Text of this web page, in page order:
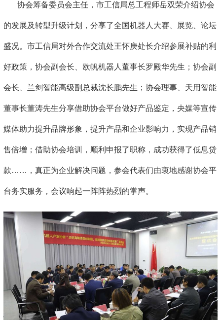
协会筹备委员会主任，市工信局总工程师岳双荣介绍协会
的发展及转型升级计划，分享了全国机器人大赛、展览、论坛
盛况。市工信局对外合作交流处王怀庚处长介绍参展补贴的利
好政策，协会副会长、欧帆机器人董事长罗殿华先生；协会副
会长、兰剑智能高级副总裁沈长鹏先生；协会理事、天用智能
董事长董涛先生分享借助协会平台做好产品鉴定，央媒等宣传
媒体助力提升品牌形象，提升产品和企业影响力，实现产品销
售倍增；借助协会培训，顺利申报了职称，成功获得了低息贷
款……，真正为企业解决问题，参会代表们由衷地感谢协会平
台务实服务，会议响起一阵阵热烈的掌声。